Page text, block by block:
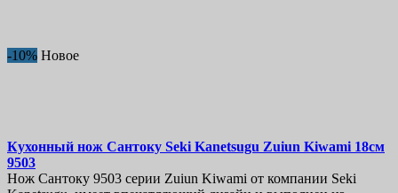
-10% Новое
Кухонный нож Сантоку Seki Kanetsugu Zuiun Kiwami 18см
9503
Нож Сантоку 9503 серии Zuiun Kiwami от компании Seki